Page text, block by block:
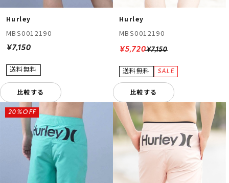
Hurley
MBS0012190
¥7,150
比較する
Hurley
MBS0012190
¥7,150
¥5,720
比較する
20%OFF